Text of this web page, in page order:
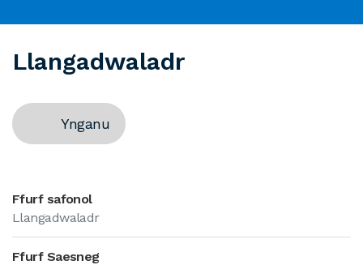
Llangadwaladr
Ynganu
Ffurf safonol
Llangadwaladr
Ffurf Saesneg